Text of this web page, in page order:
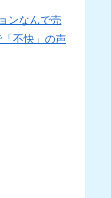
ンなんで売
不快」の声